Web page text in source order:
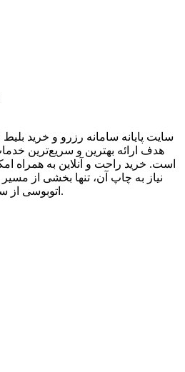
سایت پایانه سامانه رزرو و خرید
هدف ارائه بهترین و سریع‌ترین
است. خرید راحت و آنلاین به همراه
نیاز به چاپ آن، تنها بخشی از مسیر
اتوبوسی از سال ۷۳ تا به امروز بوده است.